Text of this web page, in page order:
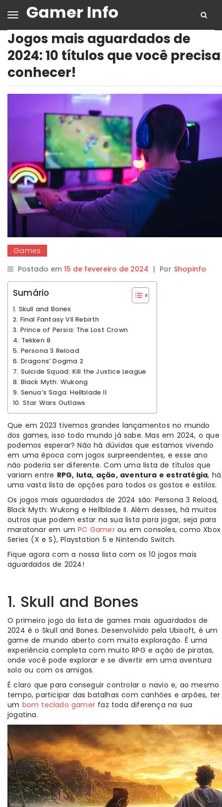
Jogos mais aguardados de
2024: 10 títulos que você precisa
conhecer!
Games
Postado em 15 de fevereiro de 2024 | Por Shopinfo
Sumário
1. Skull and Bones
2. Final Fantasy VII Rebirth
3. Prince of Persia: The Lost Crown
4. Tekken 8
5. Persona 3 Reload
6. Dragons’ Dogma 2
7. Suicide Squad: Kill the Justice League
8. Black Myth: Wukong
9. Senua’s Saga: Hellblade II
10. Star Wars Outlaws
Que em 2023 tivemos grandes lançamentos no mundo
dos games, isso todo mundo já sabe. Mas em 2024, o que
podemos esperar? Não há dúvidas que estamos vivendo
em uma época com jogos surpreendentes, e esse ano
não poderia ser diferente. Com uma lista de títulos que
variam entre RPG, luta, ação, aventura e estratégia, há
uma vasta lista de opções para todos os gostos e estilos.
Os jogos mais aguardados de 2024 são: Persona 3 Reload,
Black Myth: Wukong e Hellblade II. Além desses, há muitos
outros que podem estar na sua lista para jogar, seja para
maratonar em umPC Gamerou em consoles, como Xbox
Series (X e S), Playstation 5 e Nintendo Switch.
Fique agora com a nossa lista com os 10 jogos mais
aguardados de 2024!
1. Skull and Bones
O primeiro jogo da lista de games mais aguardados de
2024 é o Skull and Bones. Desenvolvido pela Ubisoft, é um
game de mundo aberto com muita exploração. É uma
experiência completa com muito RPG e ação de piratas,
onde você pode explorar e se divertir em uma aventura
solo ou com os amigos.
É claro que para conseguir controlar o navio e, ao mesmo
tempo, participar das batalhas com canhões e arpões, ter
um bom teclado gamer faz toda diferença na sua
jogatina.